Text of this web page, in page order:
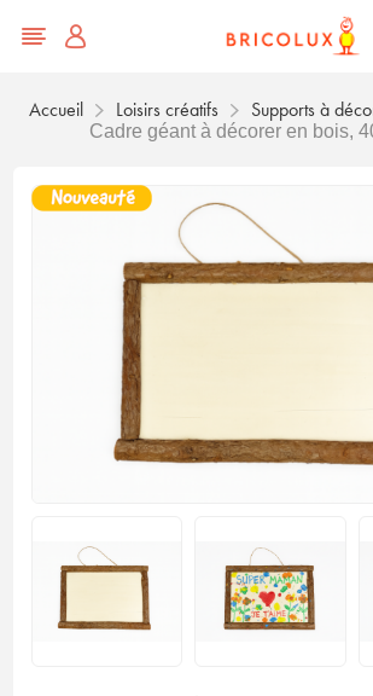
Accueil Loisirs créatifs Supports à
Cadre géant à décorer en bois,